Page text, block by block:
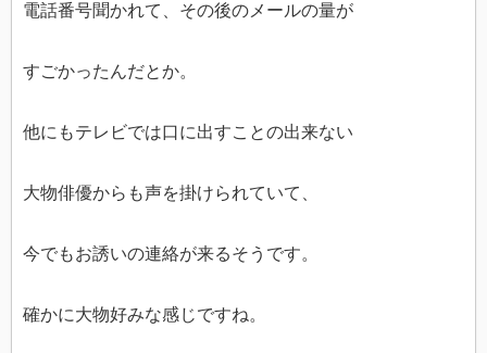
電話番号聞かれて、その後のメールの量が
すごかったんだとか。
他にもテレビでは口に出すことの出来ない
大物俳優からも声を掛けられていて、
今でもお誘いの連絡が来るそうです。
確かに大物好みな感じですね。